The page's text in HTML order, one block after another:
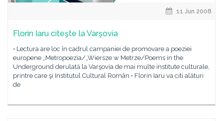
11 Jun 2008
Florin Iaru citeşte la Varşovia
• Lectura are loc în cadrul campaniei de promovare a poeziei
europene „Metropoezia/„Wiersze w Metrze/Poems in the
Underground derulată la Varşovia de mai multe institute culturale,
printre care şi Institutul Cultural Român • Florin Iaru va citi alături
de